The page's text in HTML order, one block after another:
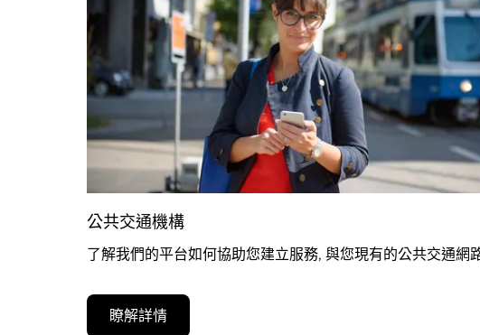
公共交通機構
了解我們的平台如何協助您建立服務, 與您現有的公共交通網
瞭解詳情